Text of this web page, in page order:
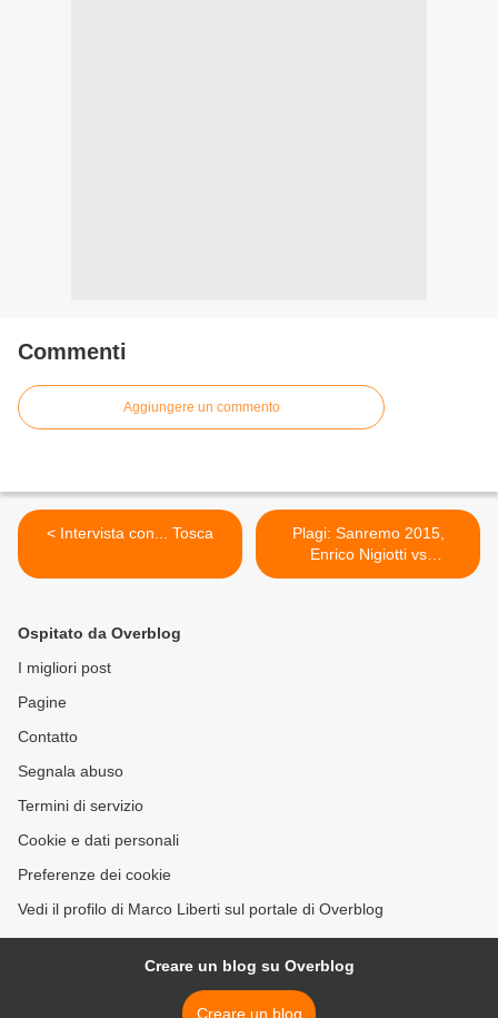
Commenti
Aggiungere un commento
< Intervista con... Tosca
Plagi: Sanremo 2015,
Enrico Nigiotti vs
Tiromancino >
Ospitato da Overblog
I migliori post
Pagine
Contatto
Segnala abuso
Termini di servizio
Cookie e dati personali
Preferenze dei cookie
Vedi il profilo di Marco Liberti sul portale di Overblog
Creare un blog su Overblog
Creare un blog